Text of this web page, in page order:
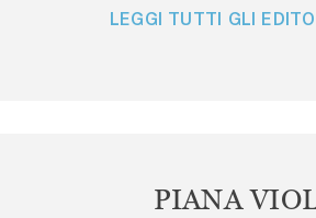
LEGGI TUTTI GLI
PIANA